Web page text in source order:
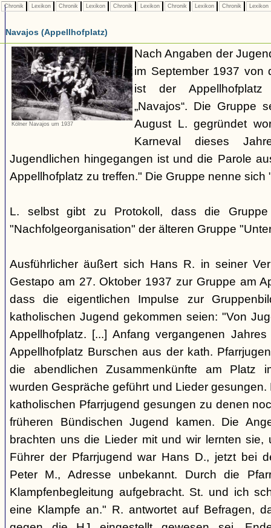
Chronik Lexikon Chronik Lexikon Chronik Lexikon Chronik Lexikon Chronik Lexikon
Navajos (Appellhofplatz)
Kölner Navajos um 1937
Nach Angaben der
im September 1937 von
ist der
„Navajos“. Die Gruppe
August L. gegründet
Karneval dieses
Jugendlichen hingegangen ist und die Parole
Appellhofplatz zu treffen." Die Gruppe nenne sich
L. selbst gibt zu Protokoll, dass die Gruppe
"Nachfolgeorganisation" der älteren Gruppe
Ausführlicher äußert sich Hans R. in seiner
Gestapo am 27. Oktober 1937 zur Gruppe am
dass die eigentlichen Impulse zur
katholischen Jugend gekommen seien: "Von
Appellhofplatz. [...] Anfang vergangenen
Appellhofplatz Burschen aus der kath.
die abendlichen Zusammenkünfte am Platz
wurden Gespräche geführt und Lieder
katholischen Pfarrjugend gesungen zu denen
früheren Bündischen Jugend kamen. Die
brachten uns die Lieder mit und wir lernten sie,
Führer der Pfarrjugend war Hans D., jetzt bei
Peter M., Adresse unbekannt. Durch die
Klampfenbegleitung aufgebracht. St. und ich
eine Klampfe an." R. antwortet auf Befragen,